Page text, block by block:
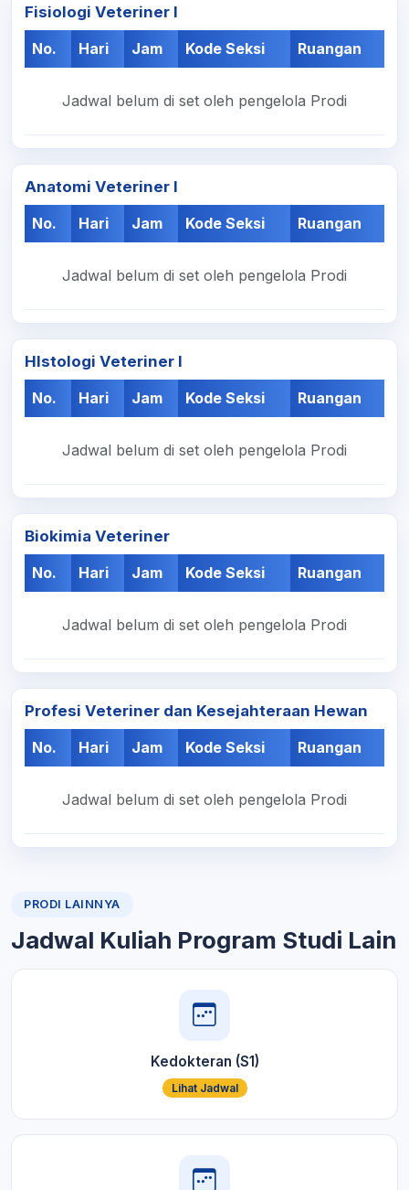
Fisiologi Veteriner I
No.
Hari Jam Kode Seksi Ruangan
Jadwal belum di set oleh pengelola Prodi
Anatomi Veteriner I
No.
Hari Jam Kode Seksi Ruangan
Jadwal belum di set oleh pengelola Prodi
HIstologi Veteriner I
No.
Hari Jam Kode Seksi Ruangan
Jadwal belum di set oleh pengelola Prodi
Biokimia Veteriner
No.
Hari Jam Kode Seksi Ruangan
Jadwal belum di set oleh pengelola Prodi
Profesi Veteriner dan Kesejahteraan Hewan
No.
Hari Jam Kode Seksi Ruangan
Jadwal belum di set oleh pengelola Prodi
PRODI LAINNYA
Jadwal Kuliah Program Studi Lain
Kedokteran (S1)
Lihat Jadwal